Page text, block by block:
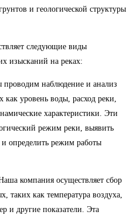
и геологической структуры
следующие виды
изысканий на реках:
наблюдение и анализ
как уровень воды, расход реки,
характеристики. Эти
режим реки, выявить
определить режим работы
компания осуществляет сбор
таких как температура воздуха,
и другие показатели. Эта